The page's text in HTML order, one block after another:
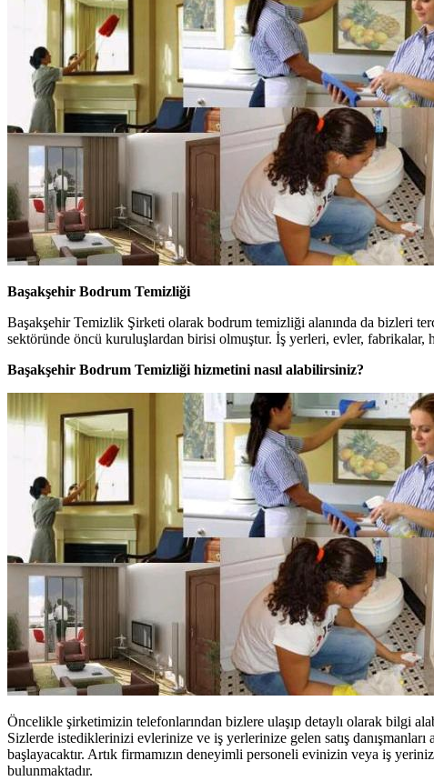
Başakşehir Bodrum Temizliği
Başakşehir Temizlik Şirketi olarak bodrum temizliği alanında da bizleri
sektöründe öncü kuruluşlardan birisi olmuştur. İş yerleri, evler,
Başakşehir Bodrum Temizliği hizmetini nasıl alabilirsiniz?
Öncelikle şirketimizin telefonlarından bizlere ulaşıp detaylı olarak bilgi
Sizlerde istediklerinizi evlerinize ve iş yerlerinize gelen satış
başlayacaktır. Artık firmamızın deneyimli personeli evinizin veya iş
bulunmaktadır.